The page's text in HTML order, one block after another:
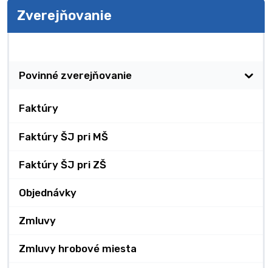
Zverejňovanie
Povinné zverejňovanie
Faktúry
Faktúry ŠJ pri MŠ
Faktúry ŠJ pri ZŠ
Objednávky
Zmluvy
Zmluvy hrobové miesta